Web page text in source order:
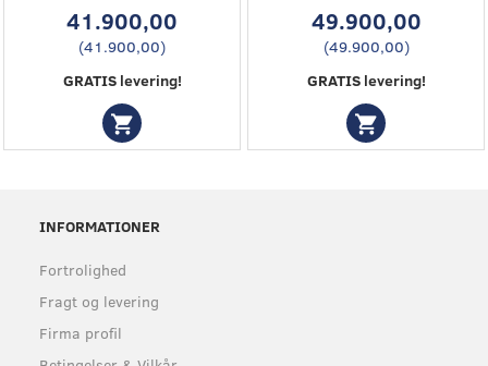
41.900,00
(41.900,00)
GRATIS levering!
49.900,00
(49.900,00)
GRATIS levering!
INFORMATIONER
Fortrolighed
Fragt og levering
Firma profil